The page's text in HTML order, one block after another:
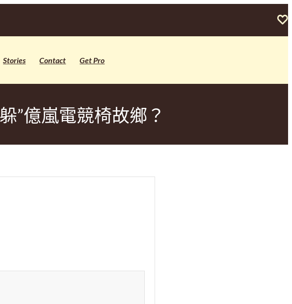
Stories Contact Get Pro
”億嵐電競椅故鄉？